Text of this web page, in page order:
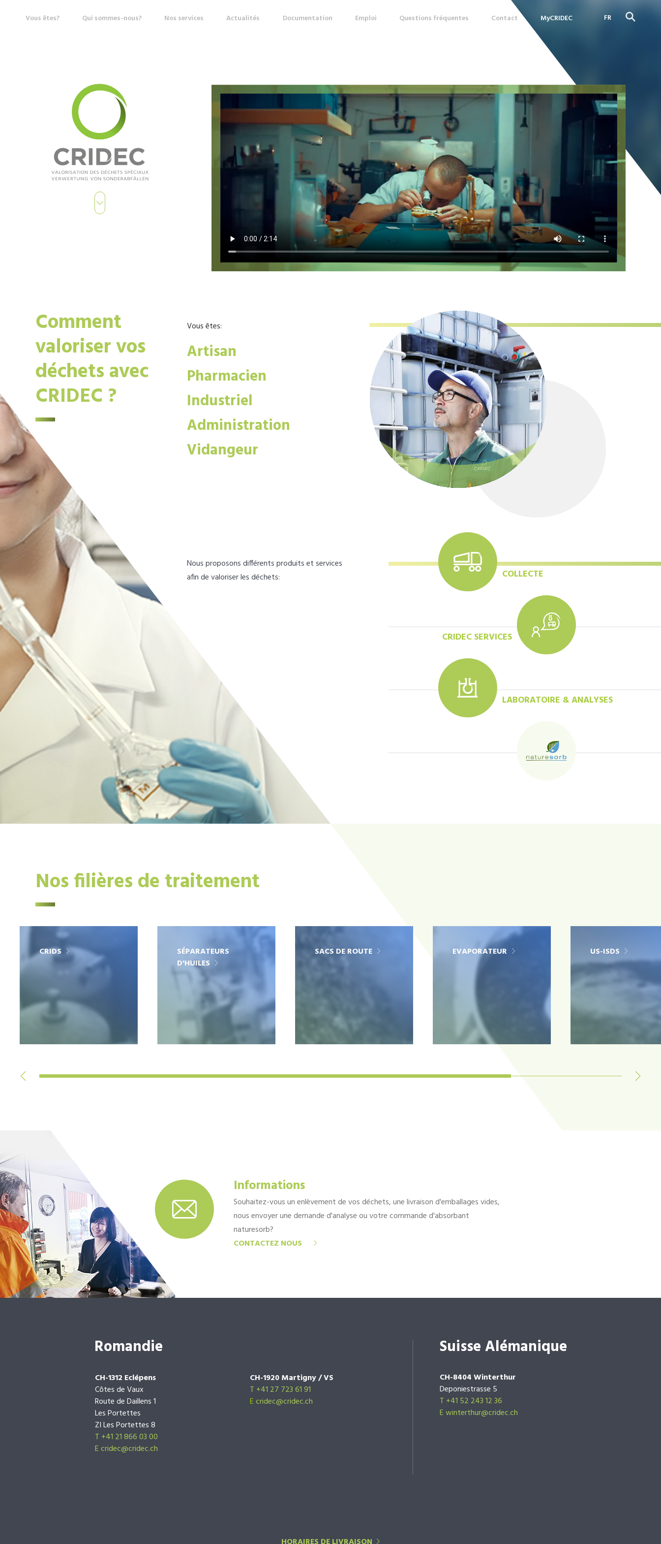
Vous êtes? Qui sommes-nous? Nos services Actualités Documentation Emploi Questions fréquentes Contact MyCRIDEC
FR
Comment
valoriser vos
déchets avec
CRIDEC ?
Vous êtes:
Artisan
Pharmacien
Industriel
Administration
Vidangeur
Nous proposons différents produits et services
afin de valoriser les déchets:
COLLECTE
CRIDEC SERVICES
LABORATOIRE & ANALYSES
Nos filières de traitement
CRIDS
SÉPARATEURS
D'HUILES
SACS DE ROUTE EVAPORATEUR US-ISDS
Informations
Souhaitez-vous un enlèvement de vos déchets, une livraison d'emballages vides,
nous envoyer une demande d'analyse ou votre commande d'absorbant
naturesorb?
CONTACTEZ NOUS
Romandie
CH-1312 Eclépens
Côtes de Vaux
Route de Daillens 1
Les Portettes
ZI Les Portettes 8
T +41 21 866 03 00
Ecridec@cridec.ch
CH-1920 Martigny / VS
T +41 27 723 61 91
Ecridec@cridec.ch
Suisse Alémanique
CH-8404 Winterthur
Deponiestrasse 5
T +41 52 243 12 36
E winterthur@cridec.ch